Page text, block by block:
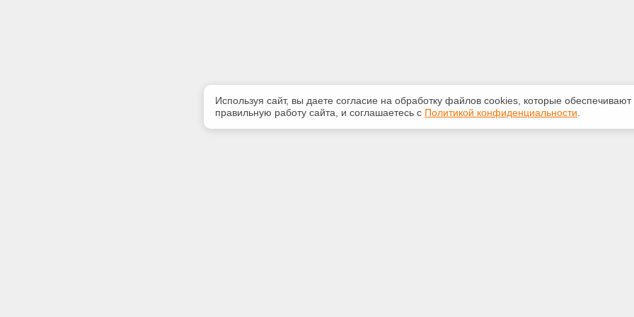
Используя сайт, вы даете согласие на обработку файлов сооkiеs, которые обеспечивают
правильную работу сайта, и соглашаетесь с Политикой конфиденциальности